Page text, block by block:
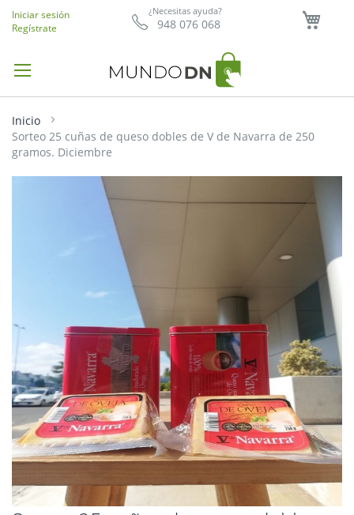
¿Necesitas ayuda?
948 076 068
Iniciar sesión
Regístrate
Inicio
Sorteo 25 cuñas de queso dobles de V de Navarra de 250
gramos. Diciembre